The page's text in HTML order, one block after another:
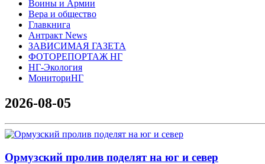
Воины и Армии
Вера и общество
Главкнига
Антракт News
ЗАВИСИМАЯ ГАЗЕТА
ФОТОРЕПОРТАЖ НГ
НГ-Экология
МониториНГ
2026-08-05
Ормузский пролив поделят на юг и север